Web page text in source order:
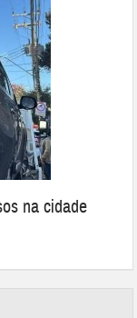
na cidade